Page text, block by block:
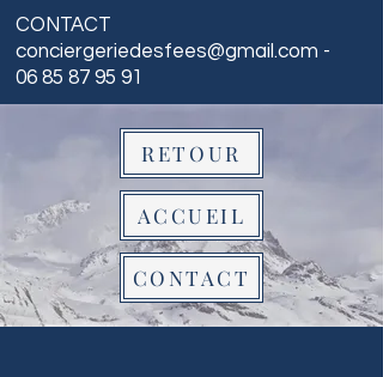
CONTACT
conciergeriedesfees@gmail.com -
06 85 87 95 91
RETOUR
ACCUEIL
CONTACT